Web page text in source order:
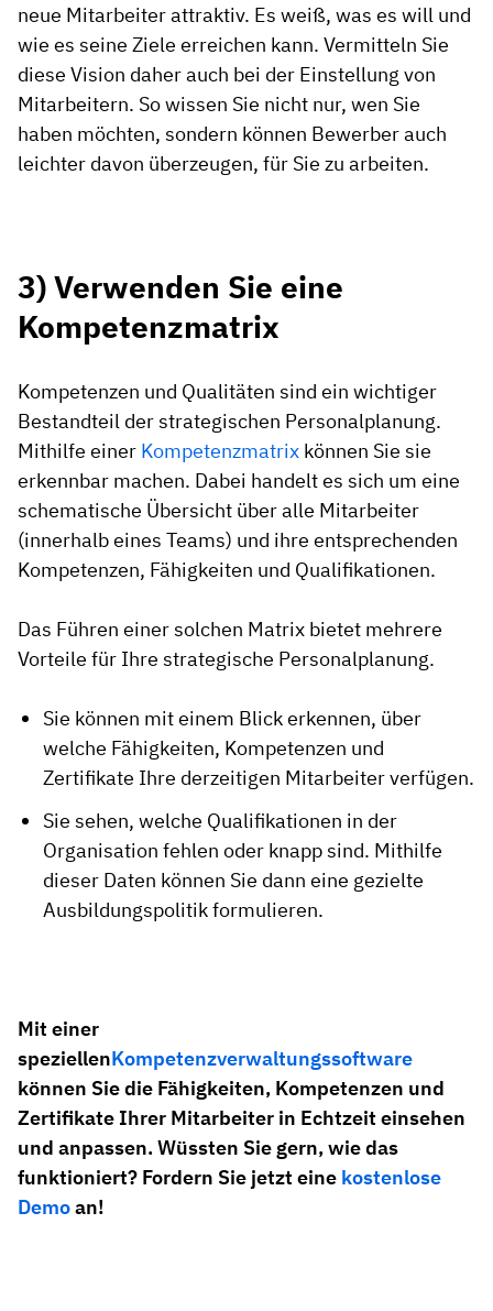
neue Mitarbeiter attraktiv. Es weiß, was es will und
wie es seine Ziele erreichen kann. Vermitteln Sie
diese Vision daher auch bei der Einstellung von
Mitarbeitern. So wissen Sie nicht nur, wen Sie
haben möchten, sondern können Bewerber auch
leichter davon überzeugen, für Sie zu arbeiten.
3) Verwenden Sie eine
Kompetenzmatrix
Kompetenzen und Qualitäten sind ein wichtiger
Bestandteil der strategischen Personalplanung.
Mithilfe einer Kompetenzmatrix können Sie sie
erkennbar machen. Dabei handelt es sich um eine
schematische Übersicht über alle Mitarbeiter
(innerhalb eines Teams) und ihre entsprechenden
Kompetenzen, Fähigkeiten und Qualifikationen.
Das Führen einer solchen Matrix bietet mehrere
Vorteile für Ihre strategische Personalplanung.
Sie können mit einem Blick erkennen, über
welche Fähigkeiten, Kompetenzen und
Zertifikate Ihre derzeitigen Mitarbeiter verfügen.
Sie sehen, welche Qualifikationen in der
Organisation fehlen oder knapp sind. Mithilfe
dieser Daten können Sie dann eine gezielte
Ausbildungspolitik formulieren.
Mit einer
speziellenKompetenzverwaltungssoftware
können Sie die Fähigkeiten, Kompetenzen und
Zertifikate Ihrer Mitarbeiter in Echtzeit einsehen
und anpassen. Wüssten Sie gern, wie das
funktioniert? Fordern Sie jetzt eine kostenlose
Demoan!